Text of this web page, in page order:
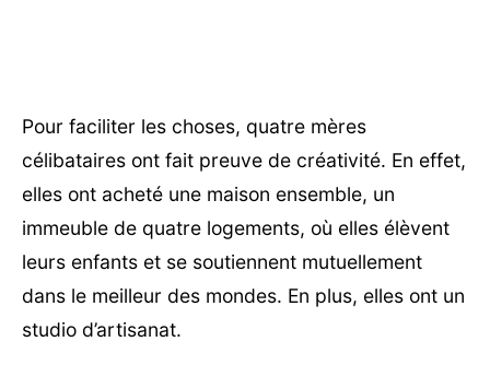
Pour faciliter les choses, quatre mères
célibataires ont fait preuve de créativité. En effet,
elles ont acheté une maison ensemble, un
immeuble de quatre logements, où elles élèvent
leurs enfants et se soutiennent mutuellement
dans le meilleur des mondes. En plus, elles ont un
studio d’artisanat.